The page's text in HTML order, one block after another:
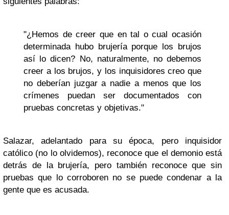
"¿Hemos de creer que en tal o cual ocasión
determinada hubo brujería porque los brujos
así lo dicen? No, naturalmente, no debemos
creer a los brujos, y los inquisidores creo que
no deberían juzgar a nadie a menos que los
crímenes puedan ser documentados con
pruebas concretas y objetivas."
Salazar, adelantado para su época, pero inquisidor
católico (no lo olvidemos), reconoce que el demonio está
detrás de la brujería, pero también reconoce que sin
pruebas que lo corroboren no se puede condenar a la
gente que es acusada.